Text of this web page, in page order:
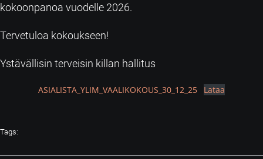
kokoonpanoa vuodelle 2026.
Tervetuloa kokoukseen!
Ystävällisin terveisin killan hallitus
ASIALISTA_YLIM_VAALIKOKOUS_30_12_25 Lataa
Tags: